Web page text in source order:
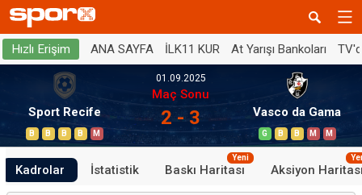
Hızlı Erişim ANA SAYFA İLK11 KUR At Yarışı Bankoları
Sport Recife
B B B B M
01.09.2025
Maç Sonu
2 - 3 Vasco da Gama
G B B M M
Kadrolar İstatistik Baskı Haritası
Yeni
Aksiyon